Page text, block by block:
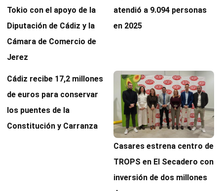
Tokio con el apoyo de la
Diputación de Cádiz y la
Cámara de Comercio de
Jerez
atendió a 9.094 personas
en 2025
Cádiz recibe 17,2 millones
de euros para conservar
los puentes de la
Constitución y Carranza
Casares estrena centro de
TROPS en El Secadero con
inversión de dos millones